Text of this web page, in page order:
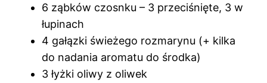
6 ząbków czosnku – 3 przeciśnięte, 3 w
łupinach
4 gałązki świeżego rozmarynu (+ kilka
do nadania aromatu do środka)
3 łyżki oliwy z oliwek